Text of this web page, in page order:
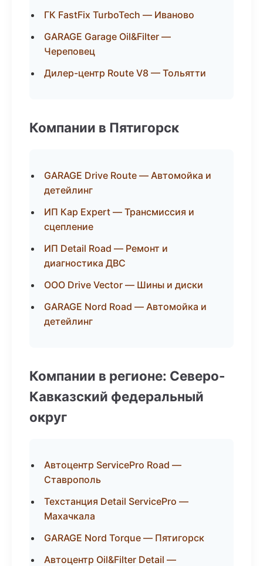
ГК FastFix TurboTech — Иваново
GARAGE Garage Oil&Filter —
Череповец
Дилер-центр Route V8 — Тольятти
Компании в Пятигорск
GARAGE Drive Route — Автомойка и
детейлинг
ИП Кар Expert — Трансмиссия и
сцепление
ИП Detail Road — Ремонт и
диагностика ДВС
ООО Drive Vector — Шины и диски
GARAGE Nord Road — Автомойка и
детейлинг
Компании в регионе: Северо-
Кавказский федеральный
округ
Автоцентр ServicePro Road —
Ставрополь
Техстанция Detail ServicePro —
Махачкала
GARAGE Nord Torque — Пятигорск
Автоцентр Oil&Filter Detail —